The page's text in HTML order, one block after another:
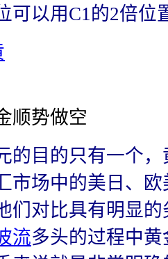
可以用C1的2倍位
顺势做空
的目的只有一个
市场中的美日、
们对比具有明显
流多头的过程中